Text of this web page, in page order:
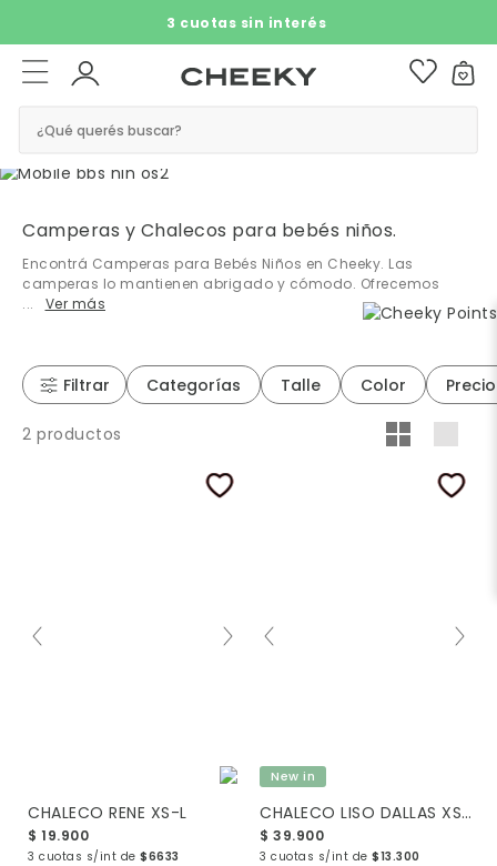
3 cuotas sin interés​ ​
¿Qué querés buscar?
Camperas y Chalecos para bebés niños.
Encontrá Camperas para Bebés Niños en Cheeky. Las
camperas lo mantienen abrigado y cómodo. Ofrecemos
...
Filtrar Categorías Talle Color Precio
2 productos
CHALECO RENE XS-L
$ 19.900
3 cuotas s/int de $6633
New in
CHALECO LISO DALLAS XS-L
$ 39.900
3 cuotas s/int de $13.300